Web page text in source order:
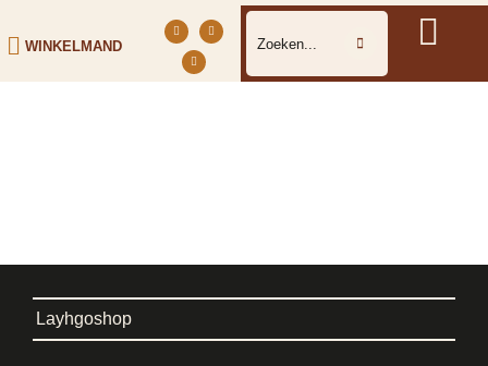
WINKELMAND
Layhgoshop